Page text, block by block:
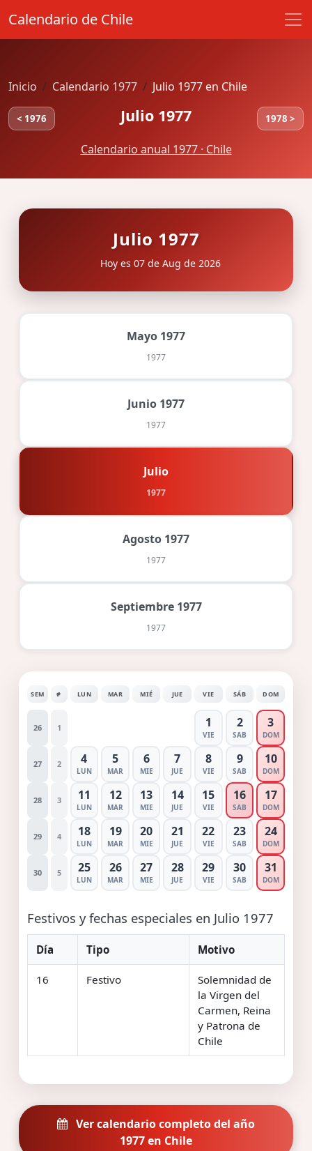
Calendario de Chile
Inicio Calendario 1977 Julio 1977 en Chile
< 1976 Julio 1977 1978 >
Calendario anual 1977 · Chile
Julio 1977
Hoy es 07 de Aug de 2026
Mayo 1977
1977
Junio 1977
1977
Julio
1977
Agosto 1977
1977
Septiembre 1977
1977
SEM # LUN MAR MIÉ JUE VIE SÁB DOM
26 1 1
VIE
2
SAB
3
DOM
27 2 4
LUN
5
MAR
6
MIE
7
JUE
8
VIE
9
SAB
10
DOM
28 3 11
LUN
12
MAR
13
MIE
14
JUE
15
VIE
16
SAB
17
DOM
29 4 18
LUN
19
MAR
20
MIE
21
JUE
22
VIE
23
SAB
24
DOM
30 5 25
LUN
26
MAR
27
MIE
28
JUE
29
VIE
30
SAB
31
DOM
Festivos y fechas especiales en Julio 1977
Día Tipo Motivo
16 Festivo
Solemnidad de
la Virgen del
Carmen, Reina
y Patrona de
Chile
Ver calendario completo del año
1977 en Chile